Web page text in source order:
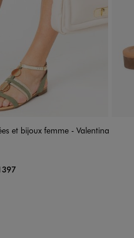
et bijoux femme - Valentina